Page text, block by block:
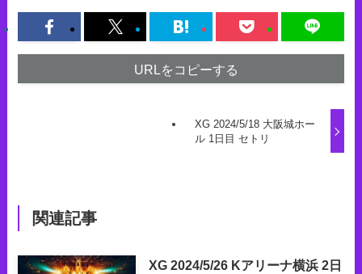
URLをコピーする
XG 2024/5/18 大阪城ホー
ル 1日目 セトリ
関連記事
XG 2024/5/26 Kアリーナ横浜 2日